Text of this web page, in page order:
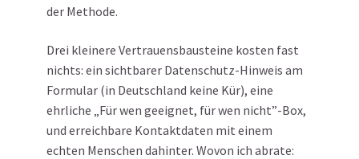
der Methode.
Drei kleinere Vertrauensbausteine kosten fast
nichts: ein sichtbarer Datenschutz-Hinweis am
Formular (in Deutschland keine Kür), eine
ehrliche „Für wen geeignet, für wen nicht”-Box,
und erreichbare Kontaktdaten mit einem
echten Menschen dahinter. Wovon ich abrate: